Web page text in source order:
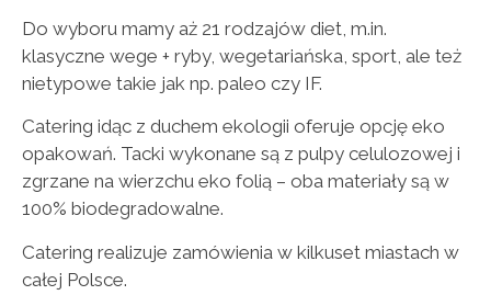
Do wyboru mamy aż 21 rodzajów diet, m.in.
klasyczne wege + ryby, wegetariańska, sport, ale też
nietypowe takie jak np. paleo czy IF.
Catering idąc z duchem ekologii oferuje opcję eko
opakowań. Tacki wykonane są z pulpy celulozowej i
zgrzane na wierzchu eko folią – oba materiały są w
100% biodegradowalne.
Catering realizuje zamówienia w kilkuset miastach w
całej Polsce.